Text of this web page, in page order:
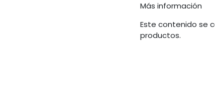
Más información
Este contenido se
productos.